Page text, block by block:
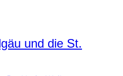
und die St.